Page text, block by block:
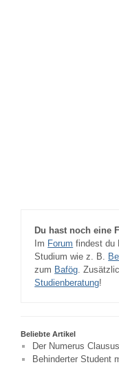
Du hast noch eine
Im Forum findest du
Studium wie z. B.
zum Bafög .
Studienberatung!
Beliebte Artikel
Der Numerus
Behinderter Student